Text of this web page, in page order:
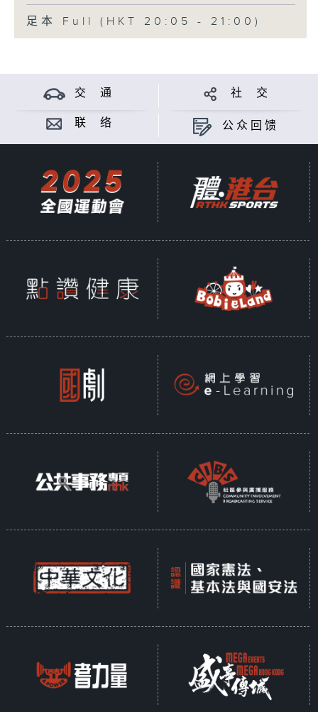
足本 Full (HKT 20:05 - 21:00)
交 通 社 交
联 络 公众回馈